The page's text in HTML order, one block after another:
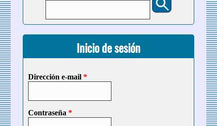
Inicio de sesión
Dirección e-mail *
Contraseña *